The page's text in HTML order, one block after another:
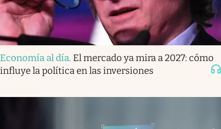
Economía al día. El mercado ya mira a 2027: cómo
influye la política en las inversiones